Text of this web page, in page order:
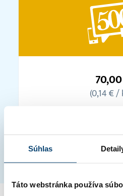
Súhlas
Táto webstránka používa
(0,14 € /
Uvedené ceny